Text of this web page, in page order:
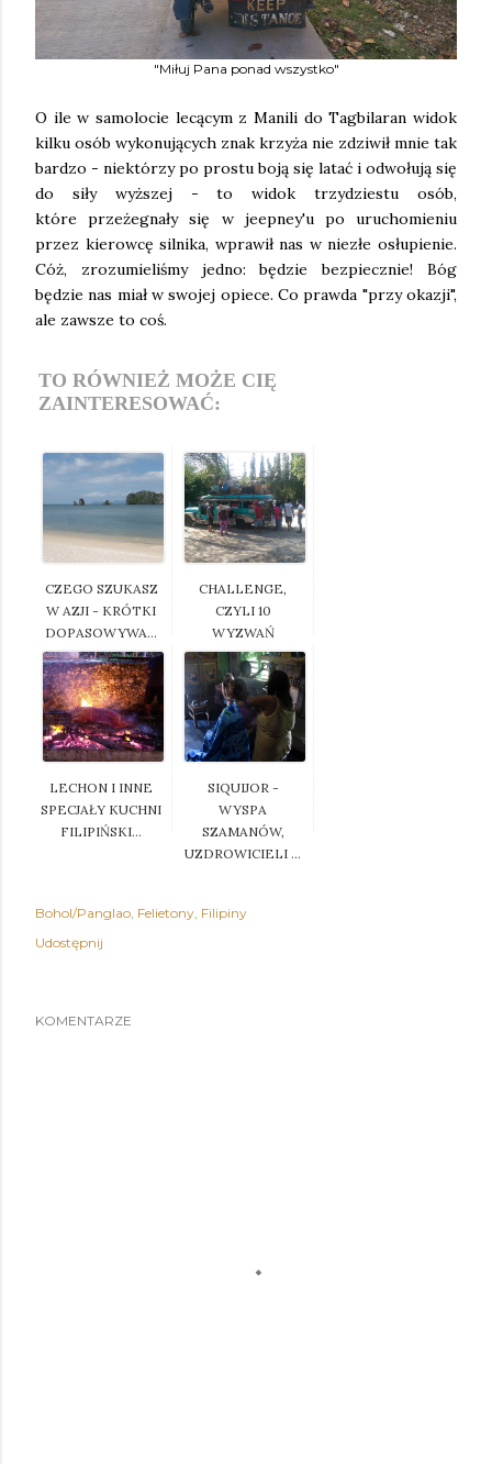
"Miłuj Pana ponad wszystko"
O ile w samolocie lecącym z Manili do Tagbilaran widok
kilku osób wykonujących znak krzyża nie zdziwił mnie tak
bardzo - niektórzy po prostu boją się latać i odwołują się
do siły wyższej - to widok trzydziestu osób,
które przeżegnały się w jeepney'u po uruchomieniu
przez kierowcę silnika, wprawił nas w niezłe osłupienie.
Cóż, zrozumieliśmy jedno: będzie bezpiecznie! Bóg
będzie nas miał w swojej opiece. Co prawda "przy okazji",
ale zawsze to coś.
TO RÓWNIEŻ MOŻE CIĘ
ZAINTERESOWAĆ:
CZEGO SZUKASZ
W AZJI - KRÓTKI
DOPASOWYWA...
CHALLENGE,
CZYLI 10
WYZWAŃ
PODCZAS
PODRÓ...
LECHON I INNE
SPECJAŁY KUCHNI
FILIPIŃSKI...
SIQUIJOR -
WYSPA
SZAMANÓW,
UZDROWICIELI ...
Bohol/Panglao Felietony Filipiny
Udostępnij
KOMENTARZE